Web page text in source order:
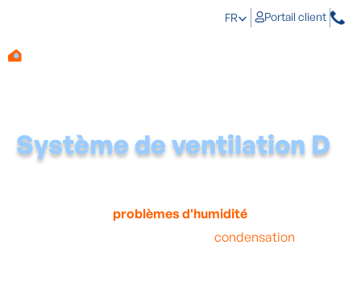
FR Portail client
Système de ventilation D
problèmes d'humidité
condensation